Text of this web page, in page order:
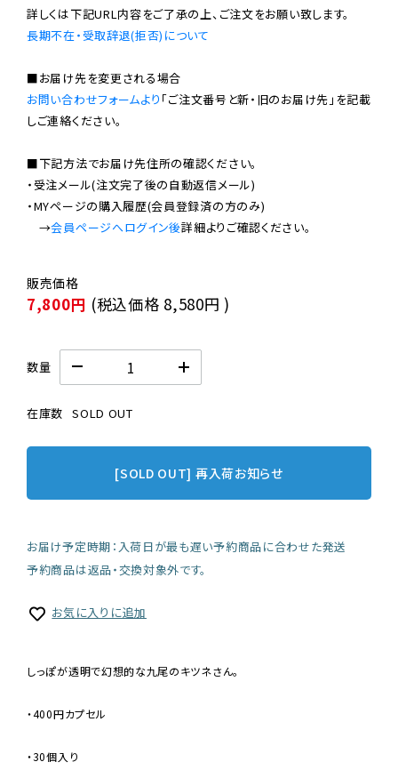
長期不在・受取辞退(拒否)について
お問い合わせフォームより 「ご注文番号と新・旧のお届け先」を記載
しご連絡ください。
■下記方法でお届け先住所の確認ください。
・受注メール(注文完了後の自動返信メール)
・MYページの購入履歴(会員登録済の方のみ)
→会員ページへログイン後
7,800円 (税込価格 8,580円 )
数量
在庫数 SOLD OUT
[SOLD OUT] 再入荷お知らせ
お届け予定時期：入荷日が最も遅い予約商品に合わせた発送
予約商品は返品・交換対象外です。
お気に入りに追加
しっぽが透明で幻想的な九尾のキツネさん。
・400円カプセル
・30個入り